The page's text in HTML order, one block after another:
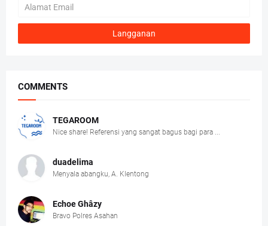
COMMENTS
TEGAROOM
Nice share! Referensi yang sangat bagus bagi para ...
duadelima
Menyala abangku, A. Klentong
Echoe Ghâzy
Bravo Polres Asahan